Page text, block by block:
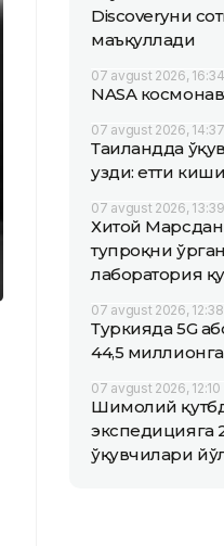
Discoveryни
маъқуллади
07 avgust 2026, 16:34
NASA
07 avgust 2026, 14:37
Таиландда
узди: етти
07 avgust 2026, 13:39
Хитой
тупроқни
лаборатория
07 avgust 2026, 12:38
Туркияда 5G
44,5
07 avgust 2026, 12:10
Шимолий
экспедицияга
ўқувчилари